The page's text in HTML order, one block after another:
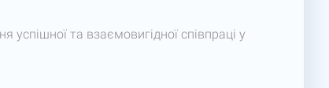
успішної та взаємовигідної співпраці у